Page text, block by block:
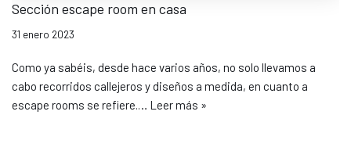
Sección escape room en casa
31 enero 2023
Como ya sabéis, desde hace varios años, no solo llevamos a
cabo recorridos callejeros y diseños a medida, en cuanto a
escape rooms se refiere.… Leer más »